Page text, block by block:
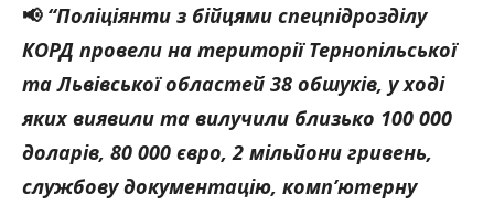
📢“Поліціянти з бійцями спецпідрозділу
КОРД провели на території Тернопільської
та Львівської областей 38 обшуків, у ході
яких виявили та вилучили близько 100 000
доларів, 80 000 євро, 2 мільйони гривень,
службову документацію, комп’ютерну